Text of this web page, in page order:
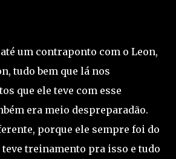
um contraponto com o Leon,
tudo bem que lá nos
que ele teve com esse
era meio despreparadão.
porque ele sempre foi do
teve treinamento pra isso e tudo